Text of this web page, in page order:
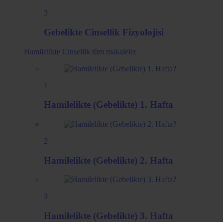
3
Gebelikte Cinsellik Fizyolojisi
Hamilelikte Cinsellik tüm makaleler
1
Hamilelikte (Gebelikte) 1. Hafta
2
Hamilelikte (Gebelikte) 2. Hafta
3
Hamilelikte (Gebelikte) 3. Hafta